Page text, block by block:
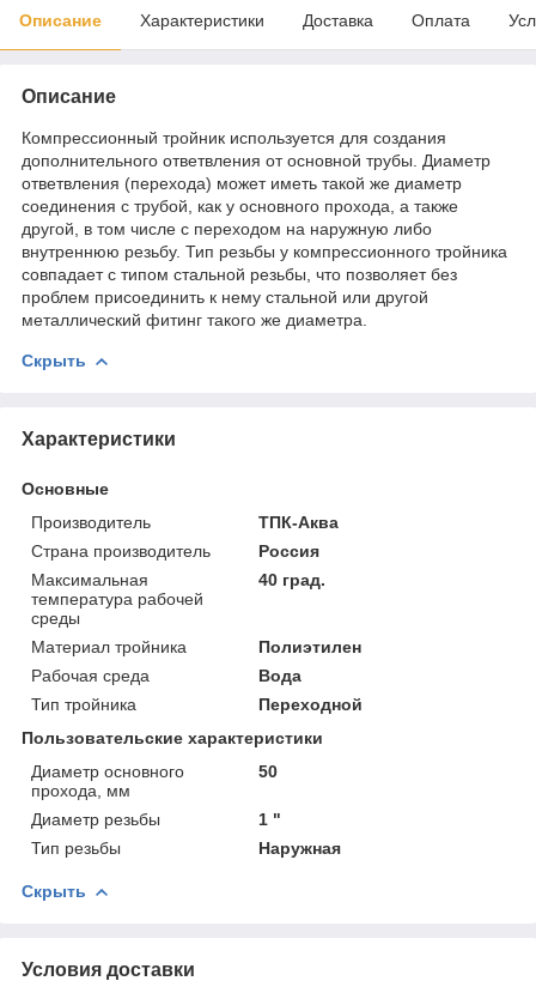
Описание Характеристики Доставка Оплата
Описание
Компрессионный тройник используется для создания
дополнительного ответвления от основной трубы. Диаметр
ответвления (перехода) может иметь такой же диаметр
соединения с трубой, как у основного прохода, а также
другой, в том числе с переходом на наружную либо
внутреннюю резьбу. Тип резьбы у компрессионного тройника
совпадает с типом стальной резьбы, что позволяет без
проблем присоединить к нему стальной или другой
металлический фитинг такого же диаметра.
Скрыть
Характеристики
Основные
Производитель
ТПК-Аква
Страна производитель
Россия
Максимальная
температура рабочей
среды
40 град.
Материал тройника
Полиэтилен
Рабочая среда
Вода
Тип тройника
Переходной
Пользовательские характеристики
Диаметр основного
прохода, мм
50
Диаметр резьбы
1 "
Тип резьбы
Наружная
Скрыть
Условия доставки